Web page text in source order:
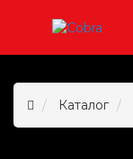
Каталог